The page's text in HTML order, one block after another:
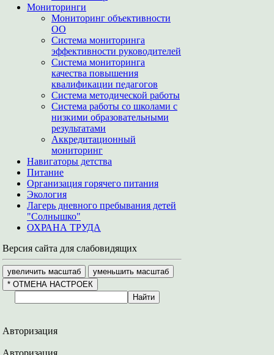
Мониторинги
Мониторинг объективности
ОО
Система мониторинга
эффективности руководителей
Система мониторинга
качества повышения
квалификации педагогов
Система методической работы
Система работы со школами с
низкими образовательными
результатами
Аккредитационный
мониторинг
Навигаторы детства
Питание
Организация горячего питания
Экология
Лагерь дневного пребывания детей
"Солнышко"
ОХРАНА ТРУДА
Версия сайта для слабовидящих
Авторизация
Авторизация